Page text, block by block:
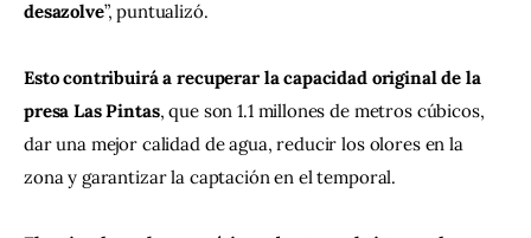
desazolve”, puntualizó.
Esto contribuirá a recuperar la capacidad original de la
presa Las Pintas, que son 1.1 millones de metros cúbicos,
dar una mejor calidad de agua, reducir los olores en la
zona y garantizar la captación en el temporal.